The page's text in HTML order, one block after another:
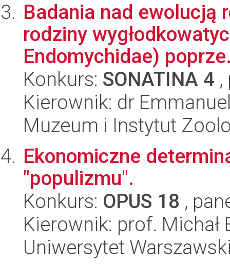
Badania nad ewolucją
rodziny
Endomychidae)
Konkurs: SONATINA 4
Kierownik: dr
Muzeum i Instytut
Ekonomiczne
"populizmu".
Konkurs: OPUS 18 ,
Kierownik: prof. Michał
Uniwersytet